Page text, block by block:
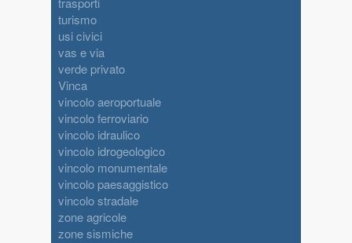
turismo
usi civici
vas e via
verde privato
Vinca
vincolo aeroportuale
vincolo ferroviario
vincolo idraulico
vincolo idrogeologico
vincolo monumentale
vincolo paesaggistico
vincolo stradale
zone agricole
zone sismiche